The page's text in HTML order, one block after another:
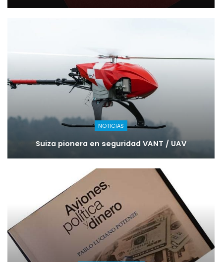
NOTICIAS
Suiza pionera en seguridad VANT / UAV